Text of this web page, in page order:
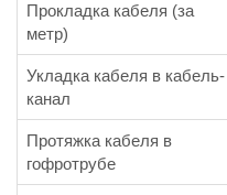
Прокладка кабеля (за
метр)
Укладка кабеля в кабель-
канал
Протяжка кабеля в
гофротрубе